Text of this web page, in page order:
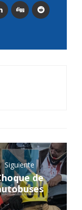
Siguiente
de